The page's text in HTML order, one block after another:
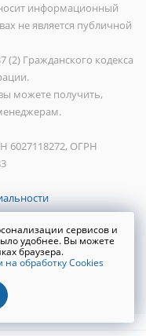
информационный
не является публичной
Гражданского кодекса
можете получить,
6027118272, ОГРН
WRP
сервисов и
удобнее. Вы можете
браузера.
на обработку Cookies